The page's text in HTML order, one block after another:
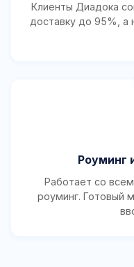
Клиенты Диадока
доставку до 95%, а
Роуминг
Работает со
роуминг. Готовый